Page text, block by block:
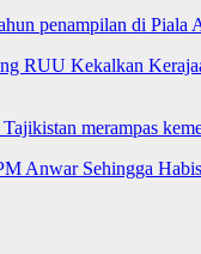
penampilan di Piala
RUU Kekalkan
merampas
Anwar Sehingga